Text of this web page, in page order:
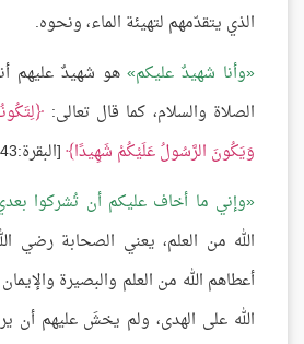
الذي يتقدّمهم لتهيئة الماء، ونحوه.
وأنا شهيدٌ عليكم هو شهيدٌ عليهم
الصلاة والسلام، كما قال تعالى:
وَيَكُونَ الرَّسُولُ عَلَيْكُمْ شَهِيدًا [البقرة:143].
وإني ما أخاف عليكم أن تُشركوا
الله من العلم، يعني الصحابة رضي
أعطاهم الله من العلم والبصيرة
الله على الهدى، ولم يخشَ عليهم أن